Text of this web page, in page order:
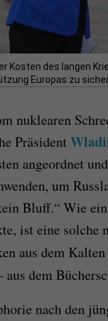
Kosten des langen
Europas zu
nuklearen
Präsident
angeordnet und
um
Bluff.“ Wie
ist eine
aus dem
aus dem
nach den